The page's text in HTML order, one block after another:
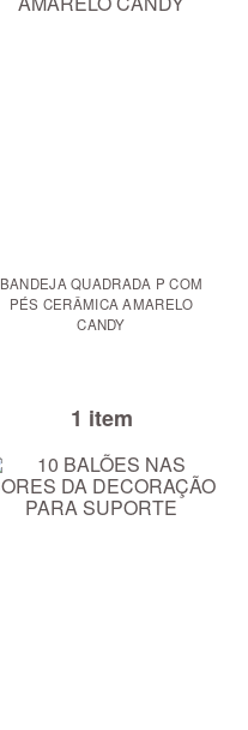
BANDEJA QUADRADA P COM
PÉS CERÂMICA AMARELO
CANDY
1 item